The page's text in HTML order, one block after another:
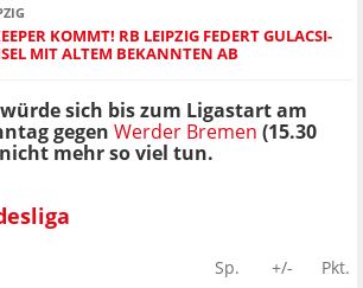
KOMMT! RB LEIPZIG FEDERT GULACSI-
MIT ALTEM BEKANNTEN AB
sich bis zum Ligastart am
gegen Werder Bremen (15.30
mehr so viel tun.
Sp. +/-
Pkt.